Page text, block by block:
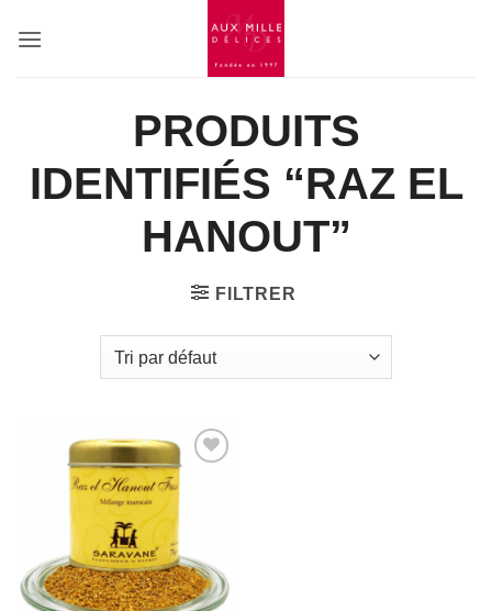
PRODUITS
IDENTIFIÉS “RAZ EL
HANOUT”
FILTRER
Wishlist